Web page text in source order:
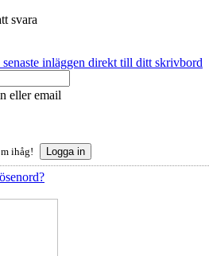
svara
eller email
ihåg!